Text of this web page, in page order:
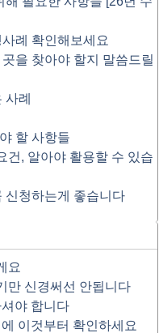
례 확인해보세요
을 찾아야 할지 말씀드릴
례
할 사항들
건, 알아야 활용할 수 있습
신청하는게 좋습니다
요
만 신경써선 안됩니다
야 합니다
이것부터 확인하세요